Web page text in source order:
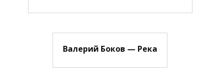
Валерий Боков — Река